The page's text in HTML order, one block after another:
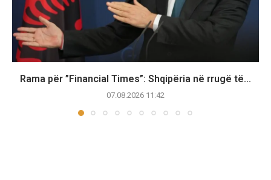
Rama për ”Financial Times”: Shqipëria në rrugë të...
07.08.2026 11:42